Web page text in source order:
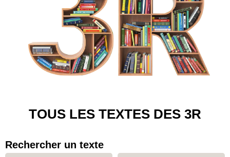
TOUS LES TEXTES DES 3R
Rechercher un texte